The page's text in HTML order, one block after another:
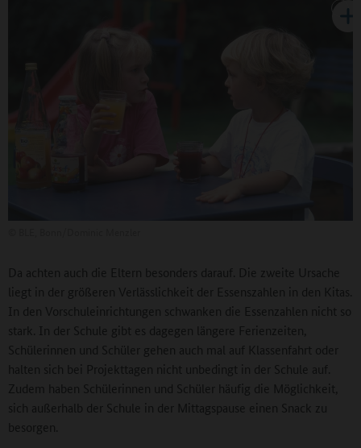
Da achten auch die Eltern besonders darauf. Die zweite Ursache
liegt in der größeren Verlässlichkeit der Essenszahlen in den Kitas.
In den Vorschuleinrichtungen schwanken die Essenzahlen nicht so
stark. In der Schule gibt es dagegen längere Ferienzeiten,
Schülerinnen und Schüler gehen auch mal auf Klassenfahrt oder
halten sich bei Projekttagen nicht unbedingt in der Schule auf.
Zudem haben Schülerinnen und Schüler häufig die Möglichkeit,
sich außerhalb der Schule in der Mittagspause einen Snack zu
besorgen.